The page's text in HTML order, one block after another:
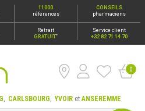
11000
références
CONSEILS
pharmaciens
Retrait
GRATUIT*
Service client
+32 82 71 14 70
: Beauraing,
0
, CARLSBOURG,YVOIRetANSEREMME